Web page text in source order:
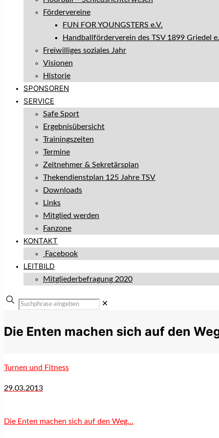
Fördervereine
FUN FOR YOUNGSTERS e.V.
Handballförderverein des TSV 1899 Griedel
Freiwilliges soziales Jahr
Visionen
Historie
SPONSOREN
SERVICE
Safe Sport
Ergebnisübersicht
Trainingszeiten
Termine
Zeitnehmer & Sekretärsplan
Thekendienstplan 125 Jahre TSV
Downloads
Links
Mitglied werden
Fanzone
KONTAKT
Facebook
LEITBILD
Mitgliederbefragung 2020
✕
Die Enten machen sich auf den
Turnen und Fitness
29.03.2013
Die Enten machen sich auf den Weg…